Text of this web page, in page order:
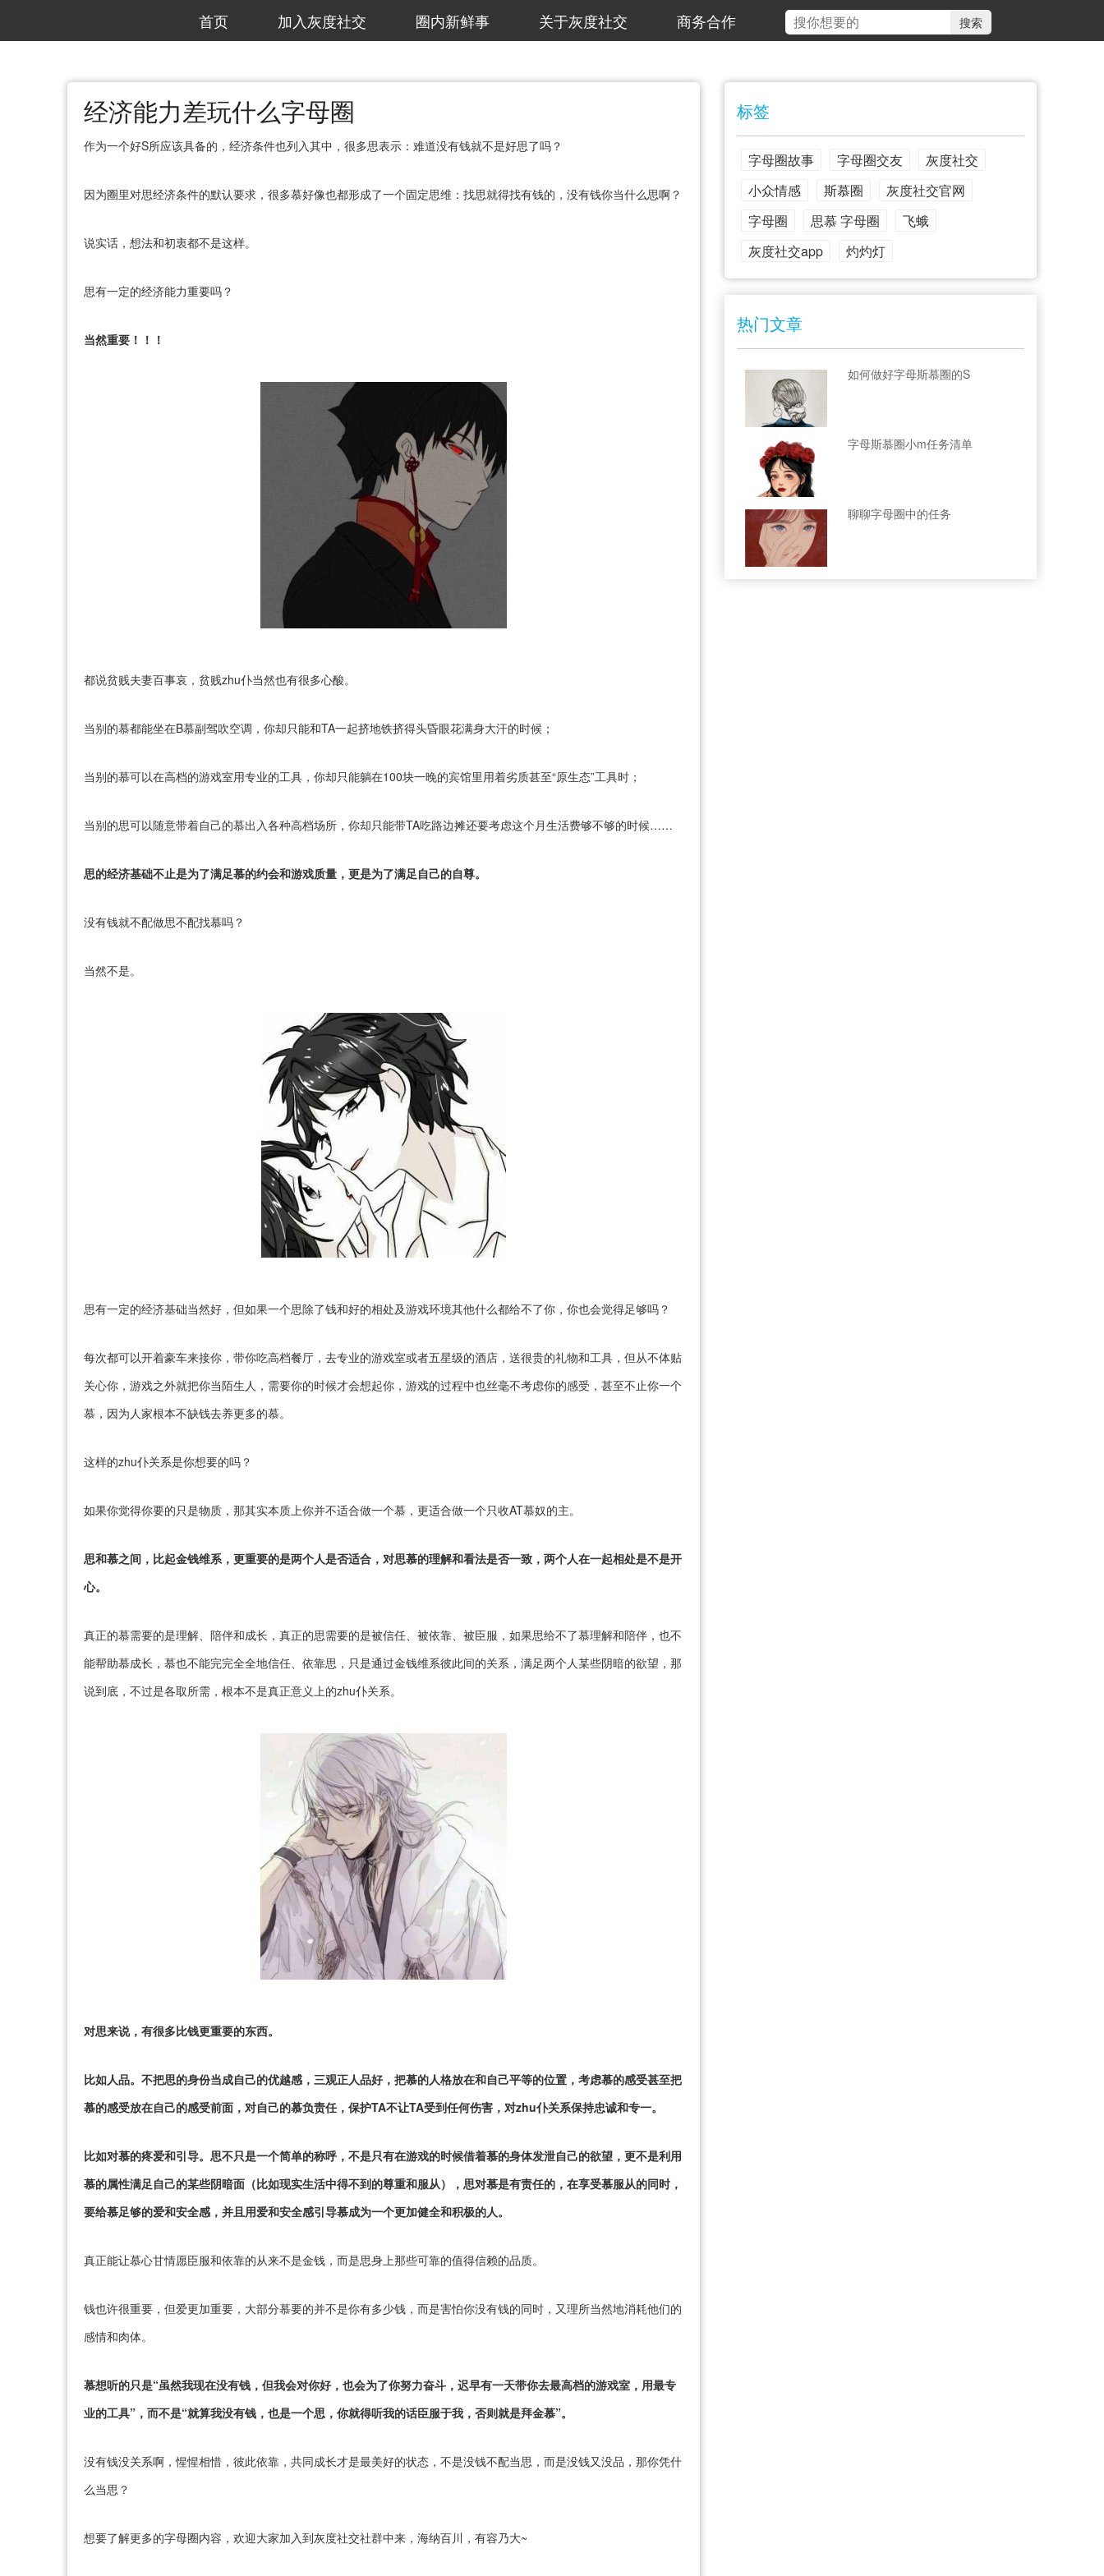
首页 加入灰度社交 圈内新鲜事 关于灰度社交 商务合作
经济能力差玩什么字母圈
作为一个好S所应该具备的，经济条件也列入其中，很多思表示：难道没有钱就不是好思了吗？
因为圈里对思经济条件的默认要求，很多慕好像也都形成了一个固定思维：找思就得找有钱的，没有钱你当什么思啊？
说实话，想法和初衷都不是这样。
思有一定的经济能力重要吗？
当然重要！！！
都说贫贱夫妻百事哀，贫贱zhu仆当然也有很多心酸。
当别的慕都能坐在B慕副驾吹空调，你却只能和TA一起挤地铁挤得头昏眼花满身大汗的时候；
当别的慕可以在高档的游戏室用专业的工具，你却只能躺在100块一晚的宾馆里用着劣质甚至“原生态”工具时；
当别的思可以随意带着自己的慕出入各种高档场所，你却只能带TA吃路边摊还要考虑这个月生活费够不够的时候……
思的经济基础不止是为了满足慕的约会和游戏质量，更是为了满足自己的自尊。
没有钱就不配做思不配找慕吗？
当然不是。
思有一定的经济基础当然好，但如果一个思除了钱和好的相处及游戏环境其他什么都给不了你，你也会觉得足够吗？
每次都可以开着豪车来接你，带你吃高档餐厅，去专业的游戏室或者五星级的酒店，送很贵的礼物和工具，但从不体贴
关心你，游戏之外就把你当陌生人，需要你的时候才会想起你，游戏的过程中也丝毫不考虑你的感受，甚至不止你一个
慕，因为人家根本不缺钱去养更多的慕。
这样的zhu仆关系是你想要的吗？
如果你觉得你要的只是物质，那其实本质上你并不适合做一个慕，更适合做一个只收AT慕奴的主。
思和慕之间，比起金钱维系，更重要的是两个人是否适合，对思慕的理解和看法是否一致，两个人在一起相处是不是开
心。
真正的慕需要的是理解、陪伴和成长，真正的思需要的是被信任、被依靠、被臣服，如果思给不了慕理解和陪伴，也不
能帮助慕成长，慕也不能完完全全地信任、依靠思，只是通过金钱维系彼此间的关系，满足两个人某些阴暗的欲望，那
说到底，不过是各取所需，根本不是真正意义上的zhu仆关系。
对思来说，有很多比钱更重要的东西。
比如人品。不把思的身份当成自己的优越感，三观正人品好，把慕的人格放在和自己平等的位置，考虑慕的感受甚至把
慕的感受放在自己的感受前面，对自己的慕负责任，保护TA不让TA受到任何伤害，对zhu仆关系保持忠诚和专一。
比如对慕的疼爱和引导。思不只是一个简单的称呼，不是只有在游戏的时候借着慕的身体发泄自己的欲望，更不是利用
慕的属性满足自己的某些阴暗面（比如现实生活中得不到的尊重和服从），思对慕是有责任的，在享受慕服从的同时，
要给慕足够的爱和安全感，并且用爱和安全感引导慕成为一个更加健全和积极的人。
真正能让慕心甘情愿臣服和依靠的从来不是金钱，而是思身上那些可靠的值得信赖的品质。
钱也许很重要，但爱更加重要，大部分慕要的并不是你有多少钱，而是害怕你没有钱的同时，又理所当然地消耗他们的
感情和肉体。
慕想听的只是“虽然我现在没有钱，但我会对你好，也会为了你努力奋斗，迟早有一天带你去最高档的游戏室，用最专
业的工具”，而不是“就算我没有钱，也是一个思，你就得听我的话臣服于我，否则就是拜金慕”。
没有钱没关系啊，惺惺相惜，彼此依靠，共同成长才是最美好的状态，不是没钱不配当思，而是没钱又没品，那你凭什
么当思？
想要了解更多的字母圈内容，欢迎大家加入到灰度社交社群中来，海纳百川，有容乃大~
标签
字母圈故事 字母圈交友
灰度社交
小众情感
斯慕圈
灰度社交官网
字母圈
思慕 字母圈
飞蛾
灰度社交app
灼灼灯
热门文章
如何做好字母斯慕圈的S
字母斯慕圈小m任务清单
聊聊字母圈中的任务